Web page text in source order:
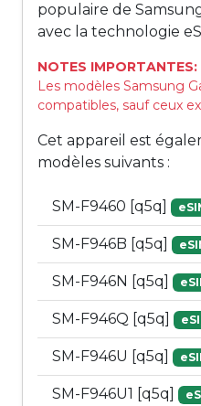
populaire de
avec la technologie
NOTES IMPORTANTES:
Les modèles Samsung
compatibles, sauf ceux
Cet appareil est
modèles suivants :
SM-F9460 [q5q]
SM-F946B [q5q]
SM-F946N [q5q]
SM-F946Q [q5q]
SM-F946U [q5q]
SM-F946U1 [q5q]